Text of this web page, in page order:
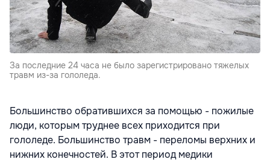
За последние 24 часа не было зарегистрировано тяжелых
травм из-за гололеда.
Большинство обратившихся за помощью - пожилые
люди, которым труднее всех приходится при
гололеде. Большинство травм - переломы верхних и
нижних конечностей. В этот период медики